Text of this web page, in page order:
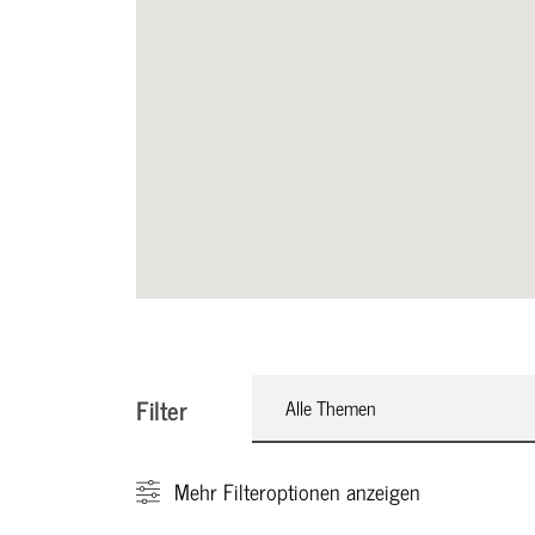
Filter Alle Themen
Mehr Filteroptionen anzeigen